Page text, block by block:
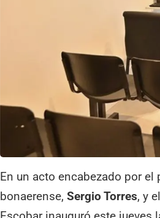
En un acto encabezado por
bonaerense,Sergio Torres, y